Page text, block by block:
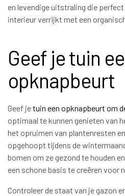
en levendige uitstraling die
interieur verrijkt met een
Geef je tuin
opknapbeurt
Geef jetuin een opknapbeurt om
optimaal te kunnen genieten van
het opruimen van plantenresten
opgehoopt tijdens de
bomen om ze gezond te houden
een schone basis te creëren voor
Controleer de staat van je gazon